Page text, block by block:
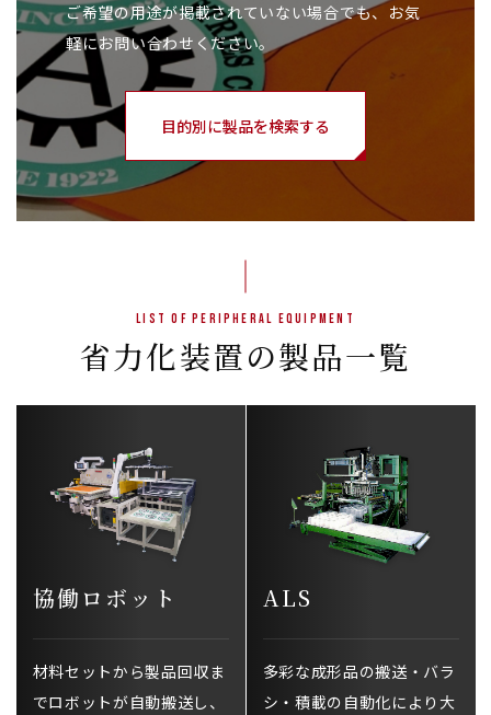
ご希望の用途が掲載されていない場合でも、お気
軽にお問い合わせください。
目的別に製品を検索する
List of Peripheral Equipment
省力化装置の製品一覧
協働ロボット
材料セットから製品回収ま
でロボットが自動搬送し、
ALS
多彩な成形品の搬送・バラ
シ・積載の自動化により大